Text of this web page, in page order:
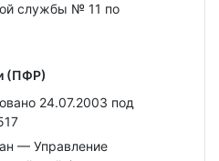
службы № 11 по
(ПФР)
24.07.2003 под
— Управление